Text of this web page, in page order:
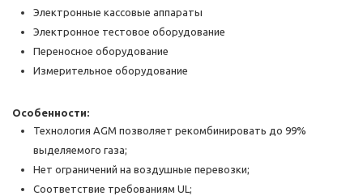
Электронные кассовые аппараты
Электронное тестовое оборудование
Переносное оборудование
Измерительное оборудование
Особенности:
Технология AGM позволяет рекомбинировать до 99%
выделяемого газа;
Нет ограничений на воздушные перевозки;
Соответствие требованиям UL;